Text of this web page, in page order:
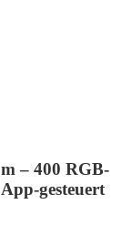
– 400 RGB-
gesteuert